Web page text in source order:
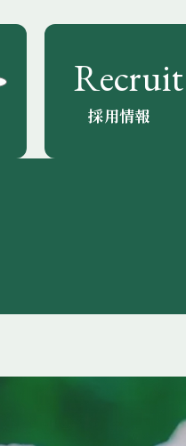
Recruit
採用情報